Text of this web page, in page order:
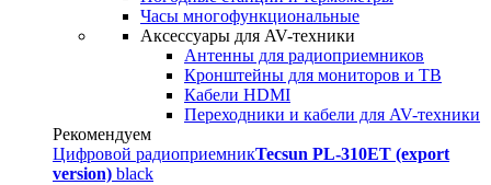
Часы многофункциональные
Аксессуары для AV-техники
Антенны для радиоприемников
Кронштейны для мониторов и ТВ
Кабели HDMI
Переходники и кабели для AV-техники
Рекомендуем
Цифровой радиоприемникTecsun PL-310ET (export
version) black